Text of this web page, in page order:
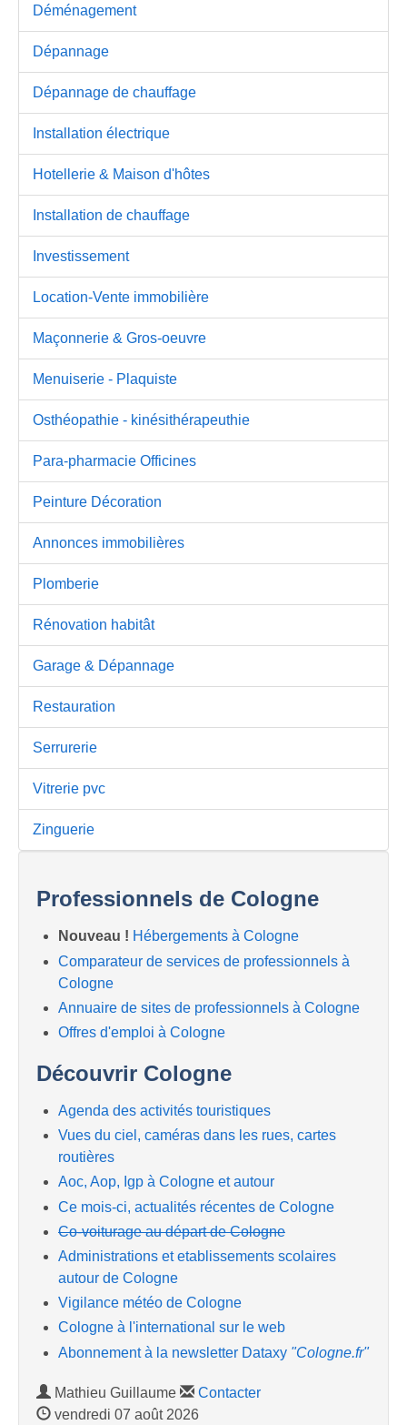
Déménagement
Dépannage
Dépannage de chauffage
Installation électrique
Hotellerie & Maison d'hôtes
Installation de chauffage
Investissement
Location-Vente immobilière
Maçonnerie & Gros-oeuvre
Menuiserie - Plaquiste
Osthéopathie - kinésithérapeuthie
Para-pharmacie Officines
Peinture Décoration
Annonces immobilières
Plomberie
Rénovation habitât
Garage & Dépannage
Restauration
Serrurerie
Vitrerie pvc
Zinguerie
Professionnels de Cologne
Nouveau ! Hébergements à Cologne
Comparateur de services de professionnels à
Cologne
Annuaire de sites de professionnels à Cologne
Offres d'emploi à Cologne
Découvrir Cologne
Agenda des activités touristiques
Vues du ciel, caméras dans les rues, cartes
routières
Aoc, Aop, Igp à Cologne et autour
Ce mois-ci, actualités récentes de Cologne
Co-voiturage au départ de Cologne
Administrations et etablissements scolaires
autour de Cologne
Vigilance météo de Cologne
Cologne à l'international sur le web
Abonnement à la newsletter Dataxy "Cologne.fr"
Mathieu Guillaume
Contacter
vendredi 07 août 2026